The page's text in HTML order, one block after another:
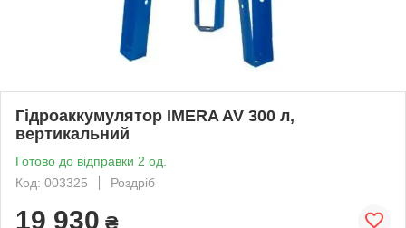
Гідроаккумулятор IMERA AV 300 л,
вертикальний
Готово до відправки 2 од.
Код: 003325
Роздріб
19 930 ₴